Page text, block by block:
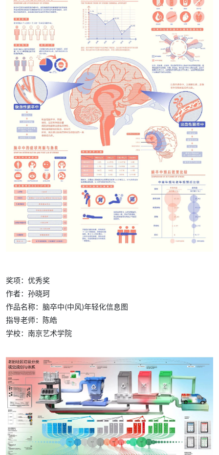
奖项：优秀奖
作者：孙晓珂
作品名称：脑卒中(中风)年轻化信息图
指导老师：陈皓
学校： 南京艺术学院